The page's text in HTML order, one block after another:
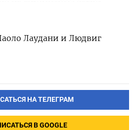
Лаудани и Людвиг
НА ТЕЛЕГРАМ
В GOOGLE